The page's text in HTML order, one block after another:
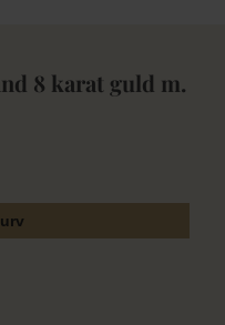
8 karat guld m.